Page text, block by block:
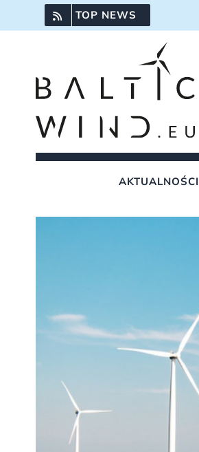
do
TOP NEWS
AKTUALNOŚCI